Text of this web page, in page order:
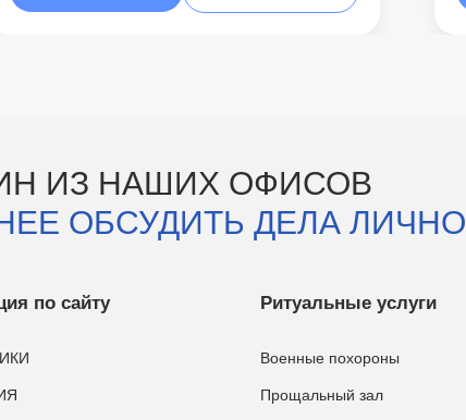
ИЗ НАШИХ ОФИСОВ
ОБСУДИТЬ ДЕЛА ЛИЧНО
по сайту Ритуальные услуги
Военные похороны
Прощальный зал